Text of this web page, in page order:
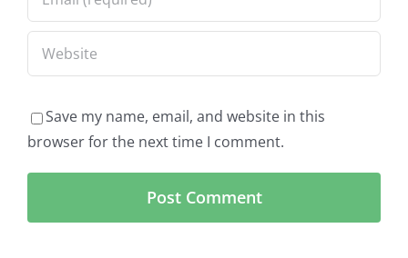
Save my name, email, and website in this
browser for the next time I comment.